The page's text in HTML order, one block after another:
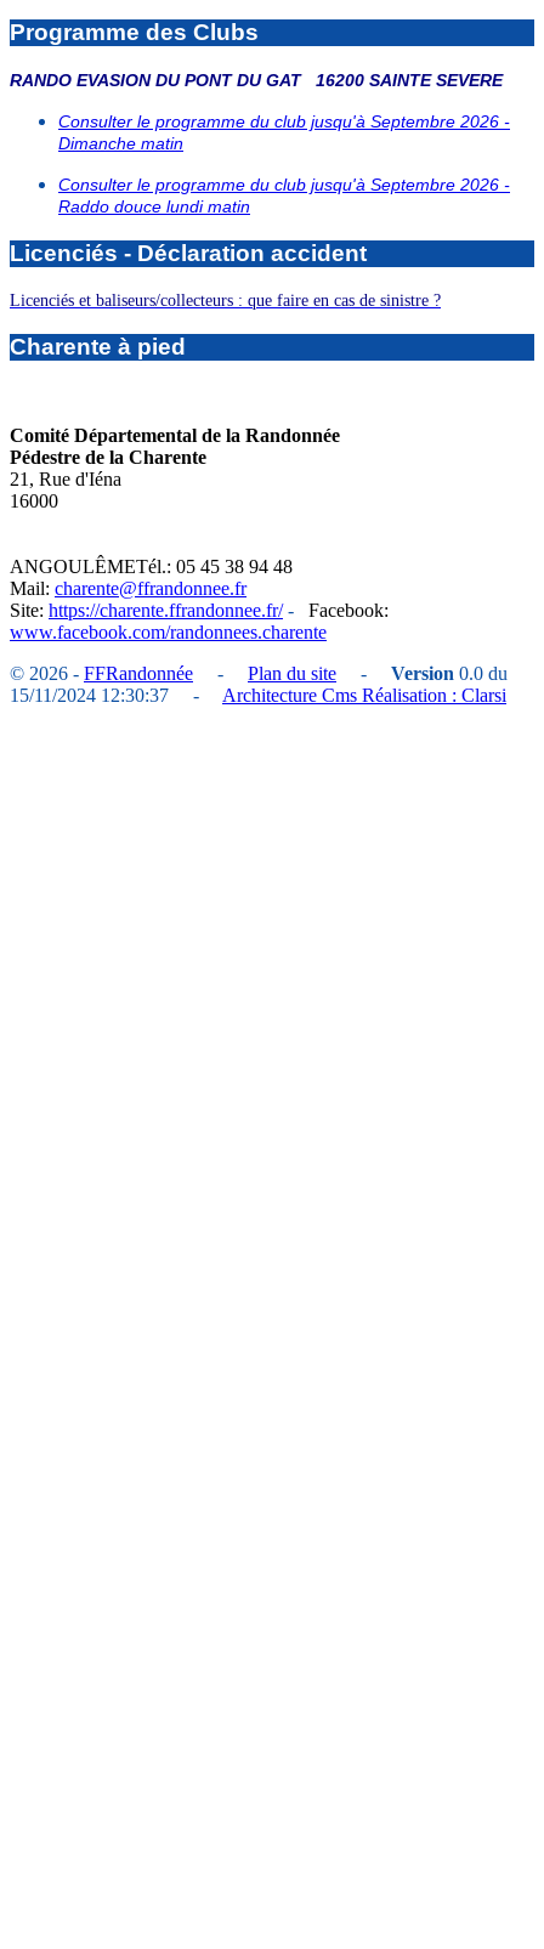
Programme des Clubs
RANDO EVASION DU PONT DU GAT 16200 SAINTE SEVERE
Consulter le programme du club jusqu'à Septembre 2026 -
Dimanche matin
Consulter le programme du club jusqu'à Septembre 2026 -
Raddo douce lundi matin
Licenciés - Déclaration accident
Licenciés et baliseurs/collecteurs : que faire en cas de sinistre ?
Charente à pied
Comité Départemental de la Randonnée
Pédestre de la Charente
21, Rue d'Iéna
16000
ANGOULÊMETél.: 05 45 38 94 48
Mail: charente@ffrandonnee.fr
Site: https://charente.ffrandonnee.fr/- Facebook:
www.facebook.com/randonnees.charente
© 2026 - FFRandonnée - Plan du site - Version 0.0 du
15/11/2024 12:30:37 - Architecture Cms Réalisation : Clarsi